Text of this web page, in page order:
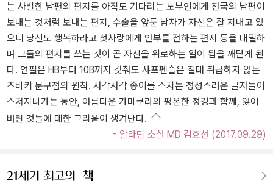
는 사별한 남편의 편지를 아직도 기다리는 노부인에게 천국의 남편이
보내는 것처럼 보내는 편지, 수술을 앞둔 남자가 자신은 잘 지내고 있
으니 당신도 행복하라고 첫사랑에게 안부를 전하는 편지 등을 대필하
며 그들의 편지를 쓰는 것이 곧 자신을 위로하는 일이 됨을 깨닫게 된
다. 연필은 HB부터 10B까지 갖춰도 샤프펜슬은 절대 취급하지 않는
츠바키 문구점의 원칙. 사각사각 종이를 스치는 정성스러운 글자들이
스쳐지나가는 동안, 아름다운 가마쿠라의 평온한 정경과 함께, 잃어
버린 것들에 대한 그리움이 생겨난다.
- 알라딘 소설 MD 김효선 (2017.09.29)